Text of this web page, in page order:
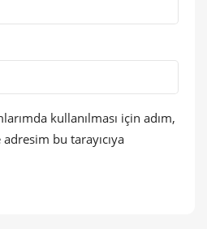
kullanılması için adım,
bu tarayıcıya